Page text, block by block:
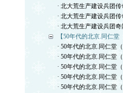
· 北大荒生产建设兵团
· 北大荒生产建设兵团
· 北大荒生产建设兵团
【50年代的北京.同仁堂
· 50年代的北京.同仁堂（
· 50年代的北京.同仁堂（
· 50年代的北京.同仁堂（
· 50年代的北京.同仁堂（
· 50年代的北京.同仁堂（